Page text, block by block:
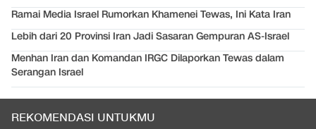
Ramai Media Israel Rumorkan Khamenei Tewas, Ini Kata Iran
Lebih dari 20 Provinsi Iran Jadi Sasaran Gempuran AS-Israel
Menhan Iran dan Komandan IRGC Dilaporkan Tewas dalam
Serangan Israel
REKOMENDASI UNTUKMU